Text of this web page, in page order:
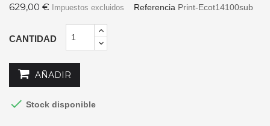
Referencia Print-Ecot14100sub
629,00 € Impuestos excluidos
CANTIDAD
AÑADIR
 Stock disponible